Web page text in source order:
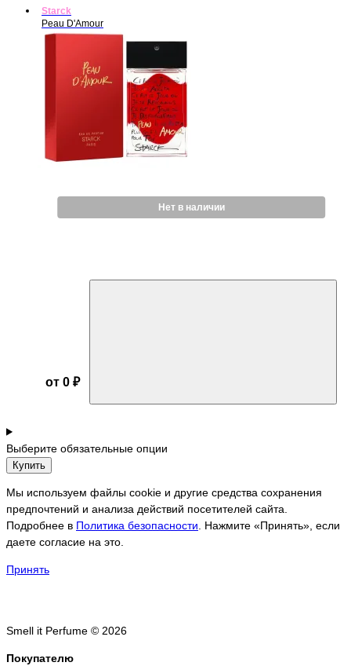
Starck
Peau D'Amour
Нет в наличии
от 0 ₽
Выберите обязательные опции
Купить
Мы используем файлы cookie и другие средства сохранения
предпочтений и анализа действий посетителей сайта.
Подробнее в Политика безопасности . Нажмите «Принять», если
даете согласие на это.
Принять
Smell it Perfume © 2026
Покупателю